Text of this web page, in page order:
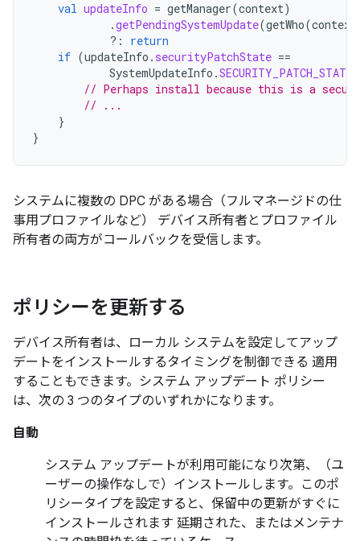
val updateInfo = getManager(context)
.getPendingSystemUpdate(getWho(context
?:
return
if (updateInfo . securityPatchState ==
SystemUpdateInfo .
// Perhaps install because this is a
// ...
}
}
システムに複数の DPC がある場合（フルマネージドの仕
事用プロファイルなど） デバイス所有者とプロファイル
所有者の両方がコールバックを受信します。
ポリシーを更新する
デバイス所有者は、ローカル システムを設定してアップ
デートをインストールするタイミングを制御できる 適用
することもできます。システム アップデート ポリシー
は、次の 3 つのタイプのいずれかになります。
自動
システム アップデートが利用可能になり次第、（ユ
ーザーの操作なしで）インストールします。このポ
リシータイプを設定すると、保留中の更新がすぐに
インストールされます 延期された、またはメンテナ